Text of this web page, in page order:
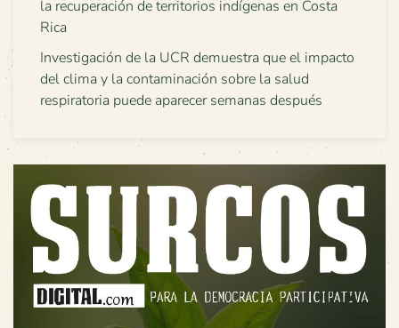
la recuperación de territorios indígenas en Costa
Rica
Investigación de la UCR demuestra que el impacto
del clima y la contaminación sobre la salud
respiratoria puede aparecer semanas después